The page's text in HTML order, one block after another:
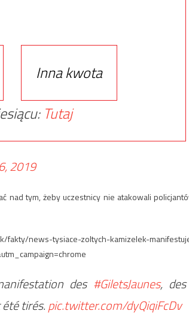
Inna kwota
Tutaj
2019
nad tym, żeby uczestnicy nie atakowali
news-tysiace-zoltych-kamizelek-
des #GiletsJaunes, des
tirés.pic.twitter.com/dyQiqiFcDv